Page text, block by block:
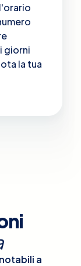
giorni
la tua
a